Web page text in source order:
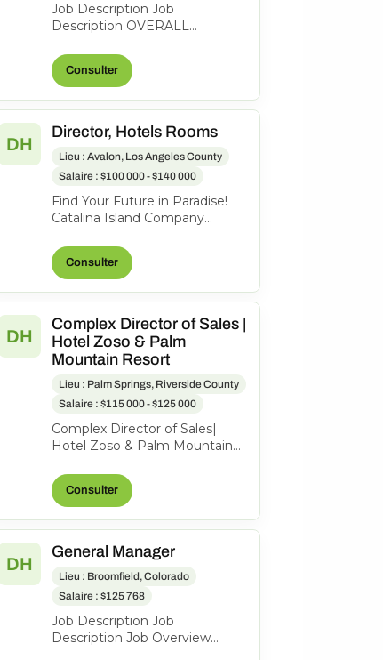
Job Description Job
Description OVERALL
Director of Finance serves as a
strategic business...
Consulter
DH
Director, Hotels Rooms
Lieu : Avalon, Los Angeles County
Salaire : $100 000 - $140 000
Find Your Future in Paradise!
Catalina Island Company
visitors to our very special
island. Be...
Consulter
DH
Complex Director of Sales |
Hotel Zoso & Palm
Mountain Resort
Lieu : Palm Springs, Riverside County
Salaire : $115 000 - $125 000
Complex Director of Sales|
Hotel Zoso & Palm Mountain
most important part-what’s in
i...
Consulter
DH
General Manager
Lieu : Broomfield, Colorado
Salaire : $125 768
Job Description Job
Description Job Overview